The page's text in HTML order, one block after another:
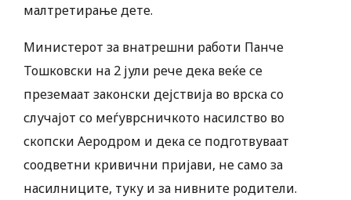
малтретирање дете.
Министерот за внатрешни работи Панче
Тошковски на 2 јули рече дека веќе се
преземаат законски дејствија во врска со
случајот со меѓуврсничкото насилство во
скопски Аеродром и дека се подготвуваат
соодветни кривични пријави, не само за
насилниците, туку и за нивните родители.